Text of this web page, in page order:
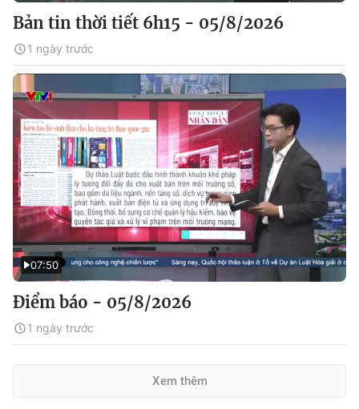
Bản tin thời tiết 6h15 - 05/8/2026
1 ngày trước
07:50
Điểm báo - 05/8/2026
1 ngày trước
Xem thêm